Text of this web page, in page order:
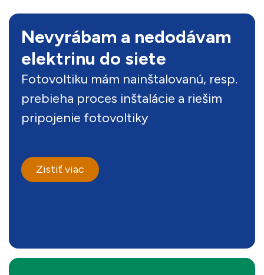
Nevyrábam a nedodávam
elektrinu do siete
Fotovoltiku mám nainštalovanú, resp.
prebieha proces inštalácie a riešim
pripojenie fotovoltiky
Zistiť viac